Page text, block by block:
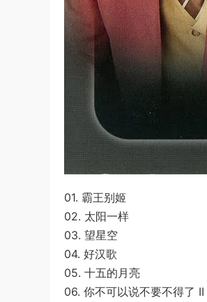
01. 霸王别姬
02. 太阳一样
03. 望星空
04. 好汉歌
05. 十五的月亮
06. 你不可以说不要不得了 II